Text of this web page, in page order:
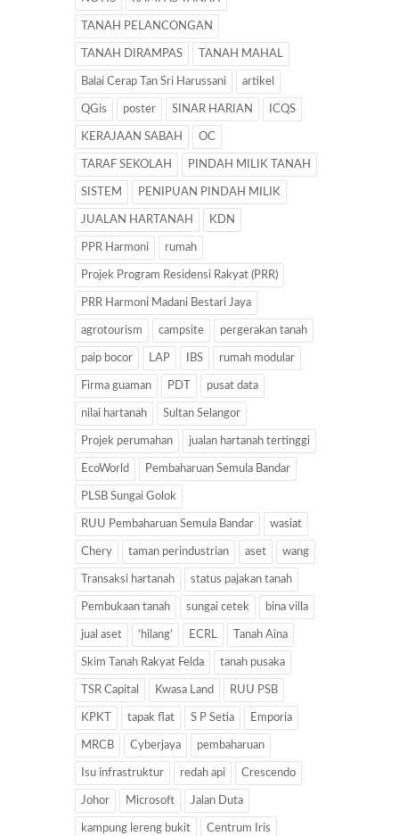
TANAH PELANCONGAN
TANAH DIRAMPAS TANAH MAHAL
Balai Cerap Tan Sri Harussani artikel
QGis poster SINAR HARIAN ICQS
KERAJAAN SABAH OC
TARAF SEKOLAH PINDAH MILIK TANAH
SISTEM PENIPUAN PINDAH MILIK
JUALAN HARTANAH KDN
PPR Harmoni rumah
Projek Program Residensi Rakyat (PRR)
PRR Harmoni Madani Bestari Jaya
agrotourism campsite pergerakan tanah
paip bocor LAP IBS rumah modular
Firma guaman PDT pusat data
nilai hartanah Sultan Selangor
Projek perumahan jualan hartanah tertinggi
EcoWorld Pembaharuan Semula Bandar
PLSB Sungai Golok
RUU Pembaharuan Semula Bandar wasiat
Chery taman perindustrian aset wang
Transaksi hartanah status pajakan tanah
Pembukaan tanah sungai cetek bina villa
jual aset ‘hilang’ ECRL Tanah Aina
Skim Tanah Rakyat Felda tanah pusaka
TSR Capital Kwasa Land RUU PSB
KPKT tapak flat S P Setia Emporia
MRCB Cyberjaya pembaharuan
Isu infrastruktur redah api Crescendo
Johor Microsoft Jalan Duta
kampung lereng bukit Centrum Iris